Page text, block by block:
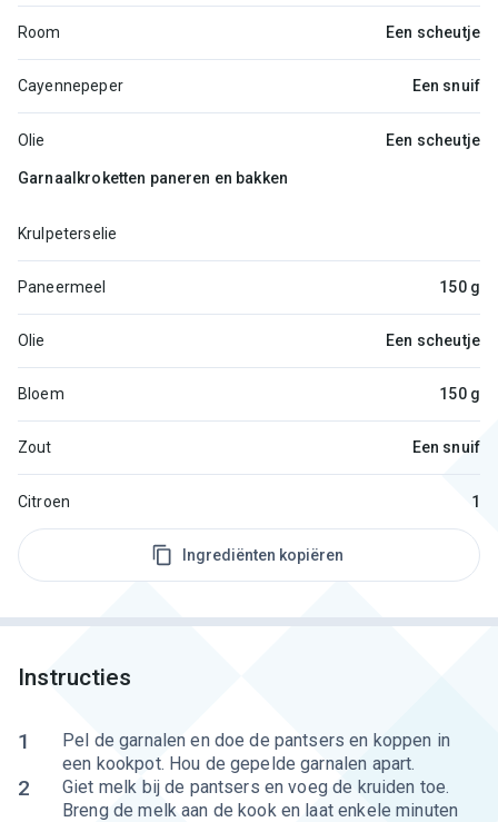
Room Een scheutje
Cayennepeper Een snuif
Olie Een scheutje
Garnaalkroketten paneren en bakken
Krulpeterselie
Paneermeel 150 g
Olie Een scheutje
Bloem 150 g
Zout Een snuif
Citroen 1
Ingrediënten kopiëren
Instructies
1
Pel de garnalen en doe de pantsers en koppen in
een kookpot. Hou de gepelde garnalen apart.
2
Giet melk bij de pantsers en voeg de kruiden toe.
Breng de melk aan de kook en laat enkele minuten